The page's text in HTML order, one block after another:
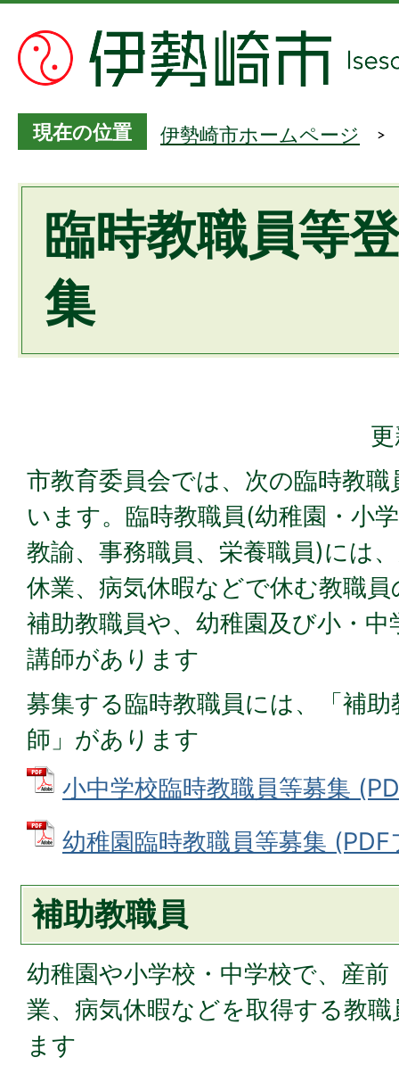
現在の位置 伊勢崎市ホームページ
臨時教職員等
集
市教育委員会では、次の臨時教
います。臨時教職員(幼稚園・小
教諭、事務職員、栄養職員)には
休業、病気休暇などで休む教職
補助教職員や、幼稚園及び小・
講師があります
募集する臨時教職員には、「補
師」があります
小中学校臨時教職員等募集
幼稚園臨時教職員等募集
補助教職員
幼稚園や小学校・中学校で、産
業、病気休暇などを取得する教
ます